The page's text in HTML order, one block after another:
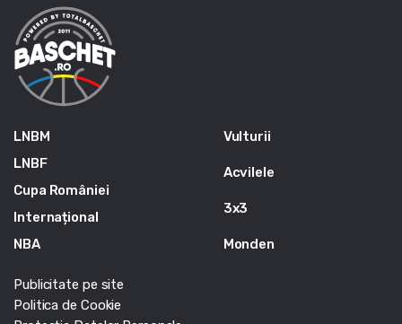
LNBM
LNBF
Cupa României
Internațional
NBA
Vulturii
Acvilele
3x3
Monden
Publicitate pe site
Politica de Cookie